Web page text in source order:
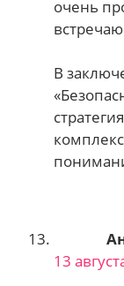
очень
В
13